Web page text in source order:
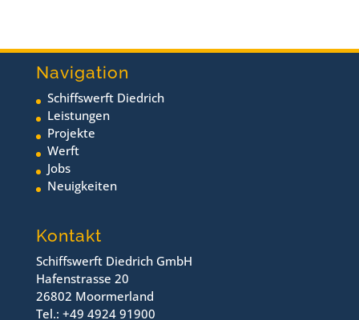
Navigation
Schiffswerft Diedrich
Leistungen
Projekte
Werft
Jobs
Neuigkeiten
Kontakt
Schiffswerft Diedrich GmbH
Hafenstrasse 20
26802 Moormerland
Tel.: +49 4924 91900